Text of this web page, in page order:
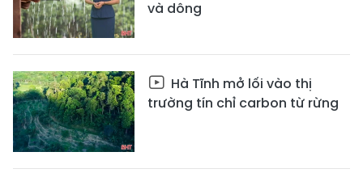
và dông
Hà Tĩnh mở lối vào thị
trường tín chỉ carbon từ rừng